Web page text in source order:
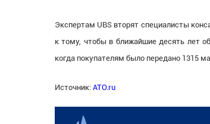
Экспертам UBS вторят специалисты
к тому, чтобы в ближайшие десять лет
когда покупателям было передано 1315
Источник: ATO.ru